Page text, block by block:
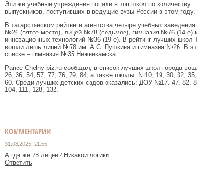
Эти же учебные учреждения попали в топ школ по количеству
выпускников, поступивших в ведущие вузы России в этом году.
В татарстанском рейтинге агентства четыре учебных
№26 (пятое место), лицей №78 (седьмое), гимназия №76 (14-е)
инновационных технологий №36 (19-е). В рейтинг лучших школ
вошли лишь лицей №78 им. А.С. Пушкина и гимназия №26. В
списке – гимназия №35 Нижнекамска.
Ранее Chelny-biz.ru сообщал, в список лучших школ города
26, 36, 54, 57, 77, 76, 79, 84, а также школы: №10, 19, 30, 32,
60. Среди лучших детских садов оказались: ДОУ №17, 47, 82,
104, 111, 128, 132.
КОММЕНТАРИИ
31.08.2025, 21:55
А где же 78 лицей? Никакой логики
Ответить